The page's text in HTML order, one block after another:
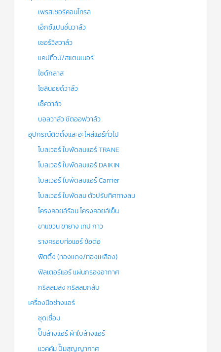
เพรสเชอร์คอนโทรล
เอ็กซ์แปนชั่นวาล์ว
เซอร์วิสวาล์ว
แคปทิ้วบ์/สแตนเนอร์
ไซด์กลาส
โซลินอยด์วาล์ว
เช็ควาล์ว
บอลวาล์ว ชัตออฟวาล์ว
อุปกรณ์ติดตั้งและอะไหล่แอร์ทั่วไป
โบลเวอร์ ใบพัดลมแอร์ TRANE
โบลเวอร์ ใบพัดลมแอร์ DAIKIN
โบลเวอร์ ใบพัดลมแอร์ Carrier
โบลเวอร์ ใบพัดลม ตัวปรับทิศทางลม
โครงคอยล์ร้อน โครงคอยล์เย็น
ขาแขวน ขายาง เทป กาว
รางครอบท่อแอร์ ข้อต่อ
ฟิตติ้ง (ทองแดง/ทองเหลือง)
ฟิลเตอร์แอร์ แผ่นกรองอากาศ
กริลลมส่ง กริลลมกลับ
เครื่องมือช่างแอร์
ชุดเชื่อม
ปั๊มล้างแอร์ ผ้าใบล้างแอร์
แวคคั่ม ปั๊มสุญญากาศ